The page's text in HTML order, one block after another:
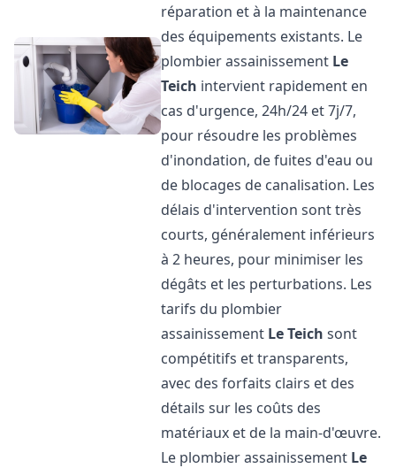
réparation et à la maintenance
des équipements existants. Le
plombier assainissement Le
Teich intervient rapidement en
cas d'urgence, 24h/24 et 7j/7,
pour résoudre les problèmes
d'inondation, de fuites d'eau ou
de blocages de canalisation. Les
délais d'intervention sont très
courts, généralement inférieurs
à 2 heures, pour minimiser les
dégâts et les perturbations. Les
tarifs du plombier
assainissement Le Teich sont
compétitifs et transparents,
avec des forfaits clairs et des
détails sur les coûts des
matériaux et de la main-d'œuvre.
Le plombier assainissement Le